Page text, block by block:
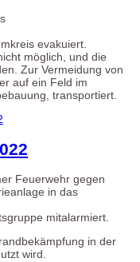
evakuiert.
möglich, und die
Zur Vermeidung von
auf ein Feld im
transportiert.
Feuerwehr gegen
in das
mitalarmiert.
in der
wird.